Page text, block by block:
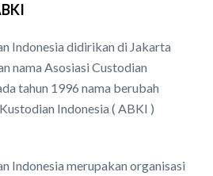
Indonesia didirikan di Jakarta
nama Asosiasi Custodian
tahun 1996 nama berubah
Indonesia ( ABKI )
Indonesia merupakan organisasi